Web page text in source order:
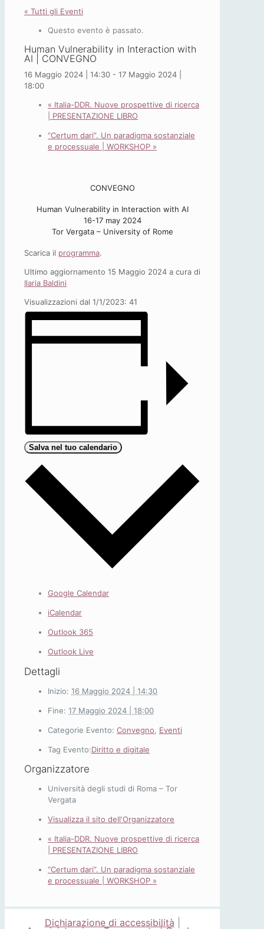
« Tutti gli Eventi
Questo evento è passato.
Human Vulnerability in Interaction with
AI | CONVEGNO
16 Maggio 2024 | 14:30 - 17 Maggio 2024 |
18:00
« Italia-DDR. Nuove prospettive di ricerca
| PRESENTAZIONE LIBRO
“Certum dari”. Un paradigma sostanziale
e processuale | WORKSHOP »
CONVEGNO
Human Vulnerability in Interaction with AI
16-17 may 2024
Tor Vergata – University of Rome
Scarica il programma.
Ultimo aggiornamento 15 Maggio 2024 a cura di
Ilaria Baldini
Visualizzazioni dal 1/1/2023: 41
Salva nel tuo calendario
Google Calendar
iCalendar
Outlook 365
Outlook Live
Dettagli
Inizio: 16 Maggio 2024 | 14:30
Fine: 17 Maggio 2024 | 18:00
Categorie Evento: Convegno, Eventi
Tag Evento:Diritto e digitale
Organizzatore
Università degli studi di Roma – Tor
Vergata
Visualizza il sito dell'Organizzatore
« Italia-DDR. Nuove prospettive di ricerca
| PRESENTAZIONE LIBRO
“Certum dari”. Un paradigma sostanziale
e processuale | WORKSHOP »
Dichiarazione di accessibilità